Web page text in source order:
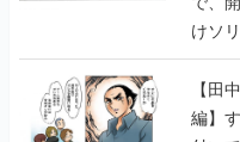
けソ
に行
【田
編】